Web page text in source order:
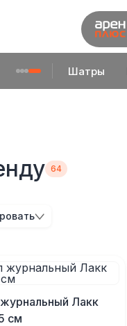
Шатры
Лакк
см